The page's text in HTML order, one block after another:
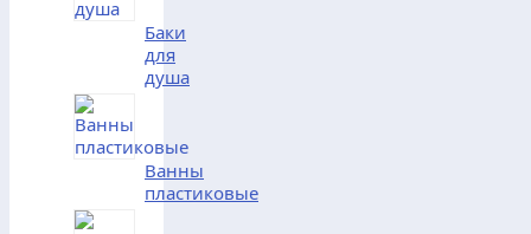
Баки
для
душа
Ванны
пластиковые